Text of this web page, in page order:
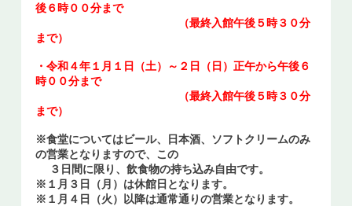
後６時００分まで
（最終入館午後５時３０分
まで）
・令和４年１月１日（土）～２日（日）正午から午後６
時００分まで
（最終入館午後５時３０分
まで）
※食堂についてはビール、日本酒、ソフトクリームのみ
の営業となりますので、この
３日間に限り、飲食物の持ち込み自由です。
※１月３日（月）は休館日となります。
※１月４日（火）以降は通常通りの営業となります。